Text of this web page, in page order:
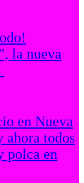
la nueva
en Nueva
ahora todos
polca en